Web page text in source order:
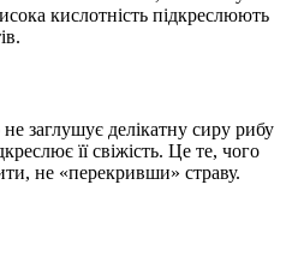
кислотність підкреслюють
заглушує делікатну сиру рибу
її свіжість. Це те, чого
не «перекривши» страву.